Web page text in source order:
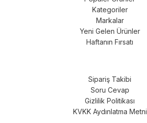
Kategoriler
Markalar
Yeni Gelen Ürünler
Haftanın Fırsatı
Sipariş Takibi
Soru Cevap
Gizlilik Politikası
KVKK Aydınlatma Metni